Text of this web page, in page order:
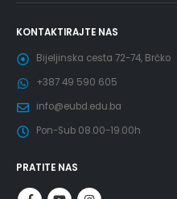
KONTAKTIRAJTE NAS
Bijeljinska cesta 72-74, Brčko
+387 49 590 605
info@eubd.edu.ba
Pon-Sub 08.00-19.00h
PRATITE NAS